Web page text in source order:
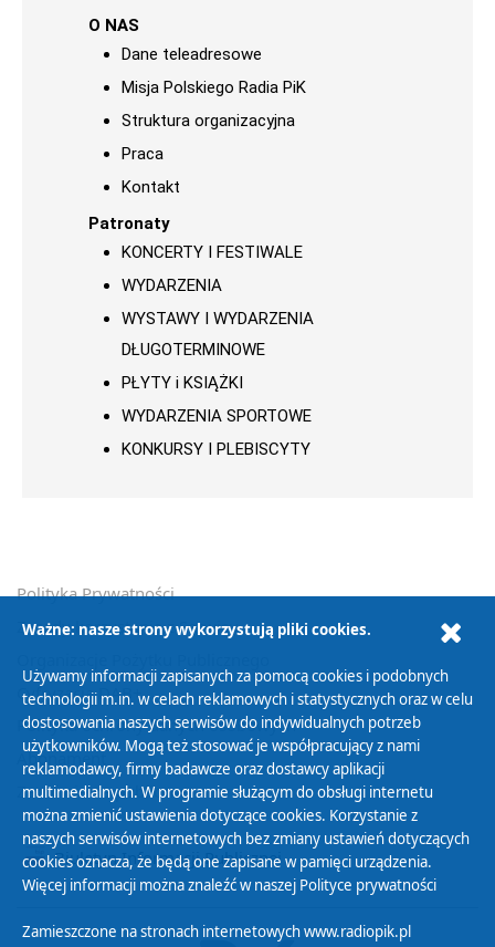
O NAS
Dane teleadresowe
Misja Polskiego Radia PiK
Struktura organizacyjna
Praca
Kontakt
Patronaty
KONCERTY I FESTIWALE
WYDARZENIA
WYSTAWY I WYDARZENIA
DŁUGOTERMINOWE
PŁYTY i KSIĄŻKI
WYDARZENIA SPORTOWE
KONKURSY I PLEBISCYTY
Polityka Prywatności
Zasady korzystania z Serwisu
Cyfryzacja DAB+
Polityka ochrony danych osobowych
Abonament
Zamówienia publiczne
Biuletyn Informacji Publicznej
Ważne: nasze strony wykorzystują pliki cookies.
Używamy informacji zapisanych za pomocą cookies i podobnych
technologii m.in. w celach reklamowych i statystycznych oraz w celu
dostosowania naszych serwisów do indywidualnych potrzeb
użytkowników. Mogą też stosować je współpracujący z nami
reklamodawcy, firmy badawcze oraz dostawcy aplikacji
multimedialnych. W programie służącym do obsługi internetu
można zmienić ustawienia dotyczące cookies. Korzystanie z
naszych serwisów internetowych bez zmiany ustawień dotyczących
cookies oznacza, że będą one zapisane w pamięci urządzenia.
Więcej informacji można znaleźć w naszej Polityce prywatności
Zamieszczone na stronach internetowych www.radiopik.pl